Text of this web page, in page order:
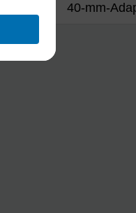
40-mm-